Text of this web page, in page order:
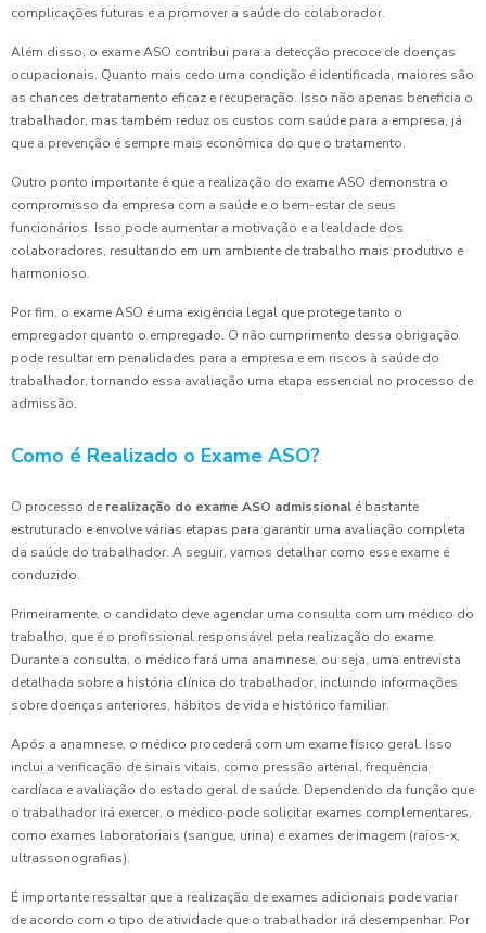
complicações futuras e a promover a saúde do colaborador.
Além disso, o exame ASO contribui para a detecção precoce de doenças
ocupacionais. Quanto mais cedo uma condição é identificada, maiores são
as chances de tratamento eficaz e recuperação. Isso não apenas beneficia o
trabalhador, mas também reduz os custos com saúde para a empresa, já
que a prevenção é sempre mais econômica do que o tratamento.
Outro ponto importante é que a realização do exame ASO demonstra o
compromisso da empresa com a saúde e o bem-estar de seus
funcionários. Isso pode aumentar a motivação e a lealdade dos
colaboradores, resultando em um ambiente de trabalho mais produtivo e
harmonioso.
Por fim, o exame ASO é uma exigência legal que protege tanto o
empregador quanto o empregado. O não cumprimento dessa obrigação
pode resultar em penalidades para a empresa e em riscos à saúde do
trabalhador, tornando essa avaliação uma etapa essencial no processo de
admissão.
Como é Realizado o Exame ASO?
O processo de realização do exame ASO admissional é bastante
estruturado e envolve várias etapas para garantir uma avaliação completa
da saúde do trabalhador. A seguir, vamos detalhar como esse exame é
conduzido.
Primeiramente, o candidato deve agendar uma consulta com um médico do
trabalho, que é o profissional responsável pela realização do exame.
Durante a consulta, o médico fará uma anamnese, ou seja, uma entrevista
detalhada sobre a história clínica do trabalhador, incluindo informações
sobre doenças anteriores, hábitos de vida e histórico familiar.
Após a anamnese, o médico procederá com um exame físico geral. Isso
inclui a verificação de sinais vitais, como pressão arterial, frequência
cardíaca e avaliação do estado geral de saúde. Dependendo da função que
o trabalhador irá exercer, o médico pode solicitar exames complementares,
como exames laboratoriais (sangue, urina) e exames de imagem (raios-x,
ultrassonografias).
É importante ressaltar que a realização de exames adicionais pode variar
de acordo com o tipo de atividade que o trabalhador irá desempenhar. Por